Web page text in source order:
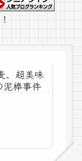
、超美味
棒事件